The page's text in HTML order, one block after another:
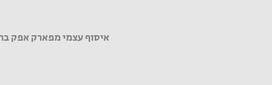
איסוף עצמי מפארק אפק